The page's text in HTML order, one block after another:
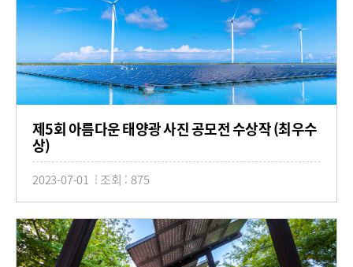
제5회 아름다운 태양광 사진 공모전 수상작 (최우수
상)
2023-07-01 조회 : 875